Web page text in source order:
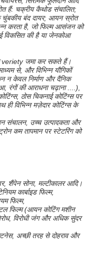
हैं: चक्रीय कैथोड संचालित;
बंद दायर; आयन स्रोत
करता है, जो फिल्म आसंजन को
विकसित की है या जेनकोआ
veriety जमा कर सकते हैं।
से, और विभिन्न यौगिकों
न केवल निर्माण और दैनिक
रंगों की आराधना चढ़ाना ....),
ठोस चिकनाई कोटिंग्स पर
ही विभिन्न मज़ेदार कोटिंग्स के
संचालन, उच्च उत्पादकता और
कम तापमान पर स्टेटरिंग को
शैंपेन सोना, मल्टीकालर आदि।
कार्बाइड फिल्म,
फिल्म,
फिल्म (आयन कोटिंग मशीन
विरोधी जंग और अधिक सुंदर
अच्छी तरह से दोहराव और